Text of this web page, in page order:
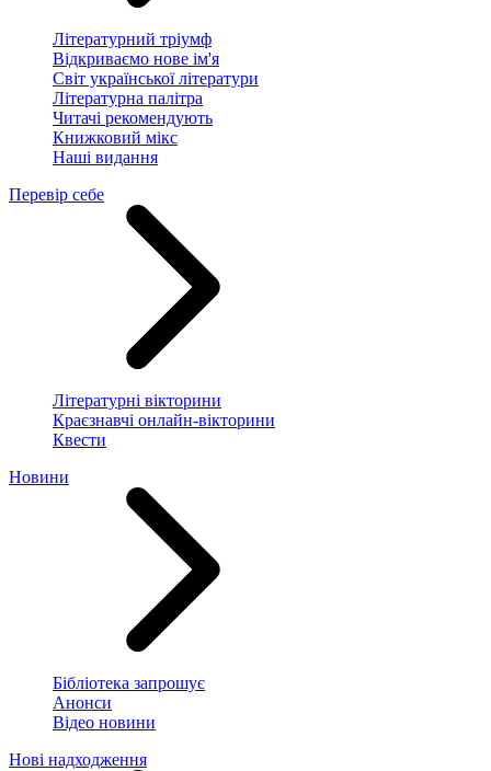
Літературний тріумф
Відкриваємо нове ім'я
Світ української літератури
Літературна палітра
Читачі рекомендують
Книжковий мікс
Наші видання
Перевір себе
Літературні вікторини
Краєзнавчі онлайн-вікторини
Квести
Новини
Бібліотека запрошує
Анонси
Відео новини
Нові надходження